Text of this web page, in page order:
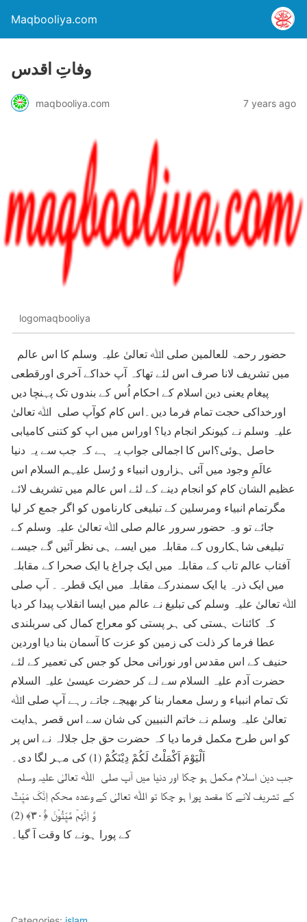
Maqbooliya.com
وفاتِ اقدس
maqbooliya.com 7 years ago
logomaqbooliya
میں تشریف لانا صرف اس لئے تھاکہ آپ خداکے آخری اورقطعی
پیغام یعنی دین اسلام کے احکام اُس کے بندوں تک پہنچا دیں
اورخداکی حجت تمام فرما دیں۔اس کام کوآپ صلی اﷲ تعالیٰ
علیہ وسلم نے کیونکر انجام دیا؟ اوراس میں اپ کو کتنی کامیابی
حاصل ہوئی؟اس کا اجمالی جواب یہ ہے کہ جب سے یہ دنیا
عالَمِ وجود میں آئی ہزاروں انبیاء و رُسل علیہم السلام اس
عظیم الشان کام کو انجام دینے کے لئے اس عالم میں تشریف لائے
مگرتمام انبیاء ومرسلین کے تبلیغی کارناموں کو اگر جمع کر لیا
جائے تو وہ حضور سرور عالم صلی اﷲ تعالیٰ علیہ وسلم کے
تبلیغی شاہکاروں کے مقابلہ میں ایسے ہی نظر آئیں گے جیسے
آفتاب عالم تاب کے مقابلہ میں ایک چراغ یا ایک صحرا کے مقابلہ
میں ایک ذرہ یا ایک سمندرکے مقابلہ میں ایک قطرہ۔ آپ صلی
اﷲ تعالیٰ علیہ وسلم کی تبلیغ نے عالم میں ایسا انقلاب پیدا کر دیا
کہ کائنات ہستی کی ہر پستی کو معراج کمال کی سربلندی
عطا فرما کر ذلت کی زمین کو عزت کا آسمان بنا دیا اوردین
حنیف کے اس مقدس اور نورانی محل کو جس کی تعمیر کے لئے
حضرت آدم علیہ السلام سے لے کر حضرت عیسیٰ علیہ السلام
تک تمام انبیاء و رسل معمار بنا کر بھیجے جاتے رہے آپ صلی اﷲ
تعالیٰ علیہ وسلم نے خاتم النبیین کی شان سے اس قصر ہدایت
کو اس طرح مکمل فرما دیا کہ حضرت حق جل جلالہ نے اس پر
اَلْیَوْمَ اَکْمَلْتُ لَکُمْ دِیْنَکُمْ (1) کی مہر لگا دی۔
کے تشریف لانے کا مقصد پورا ہو چکا تو اﷲ تعالیٰ کے وعدہ محکم اِنَّکَ مَیِّتٌ
وَّ اِنَّہُمۡ مَّیِّتُوۡنَ ﴿۫۳۰﴾ (2)
کے پورا ہونے کا وقت آ گیا۔